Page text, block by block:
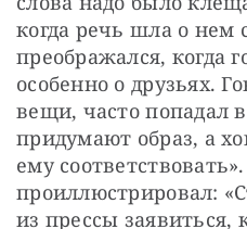
когда речь шла о нем
преображался, когда
особенно о друзьях.
вещи, часто попадал
придумают образ, а
ему
проиллюстрировал:
из прессы заявиться,